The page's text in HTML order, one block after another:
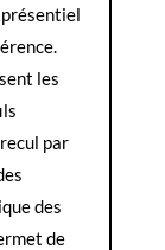
présentiel
les
par
des
de